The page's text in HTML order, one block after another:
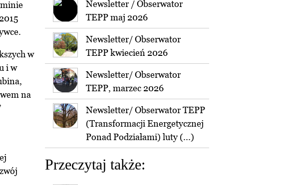
w
i w
na
Newsletter / Obserwator
TEPP maj 2026
Newsletter/ Obserwator
TEPP kwiecień 2026
Newsletter/ Obserwator
TEPP, marzec 2026
Newsletter/ Obserwator TEPP
(Transformacji Energetycznej
Ponad Podziałami) luty (...)
Przeczytaj także: